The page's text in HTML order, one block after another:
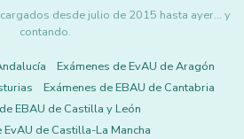
desde julio de 2015 hasta ayer... y
contando.
Exámenes de EvAU de Aragón
Exámenes de EBAU de Cantabria
EBAU de Castilla y León
EvAU de Castilla-La Mancha